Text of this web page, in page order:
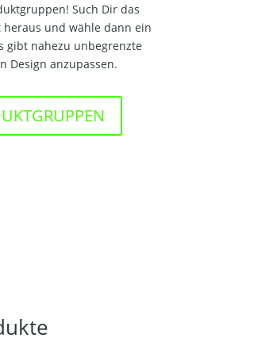
Such Dir das
heraus und wähle dann ein
gibt nahezu unbegrenzte
Design anzupassen.